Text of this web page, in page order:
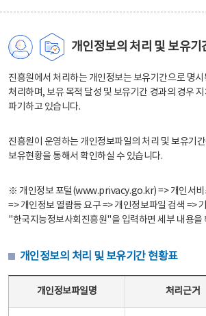
개인정보의 처리 및 보유기
진흥원에서 처리하는 개인정보는 보유기간으로 명
처리하며, 보유 목적 달성 및 보유기간 경과의 경우
파기하고 있습니다.
진흥원이 운영하는 개인정보파일의 처리 및 보유기
보유현황을 통해서 확인하실 수 있습니다.
※ 개인정보 포털(www.privacy.go.kr) => 개인서비
=> 개인정보 열람등 요구 => 개인정보파일 검색 =>
"한국지능정보사회진흥원"을 입력하면 세부 내용을
개인정보의 처리 및 보유기간 현황표
개인정보파일명 처리근거